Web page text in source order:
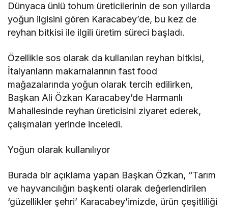
Dünyaca ünlü tohum üreticilerinin de son yıllarda
yoğun ilgisini gören Karacabey’de, bu kez de
reyhan bitkisi ile ilgili üretim süreci başladı.
Özellikle sos olarak da kullanılan reyhan bitkisi,
İtalyanların makarnalarının fast food
mağazalarında yoğun olarak tercih edilirken,
Başkan Ali Özkan Karacabey’de Harmanlı
Mahallesinde reyhan üreticisini ziyaret ederek,
çalışmaları yerinde inceledi.
Yoğun olarak kullanılıyor
Burada bir açıklama yapan Başkan Özkan, “Tarım
ve hayvancılığın başkenti olarak değerlendirilen
‘güzellikler şehri’ Karacabey’imizde, ürün çeşitliliği